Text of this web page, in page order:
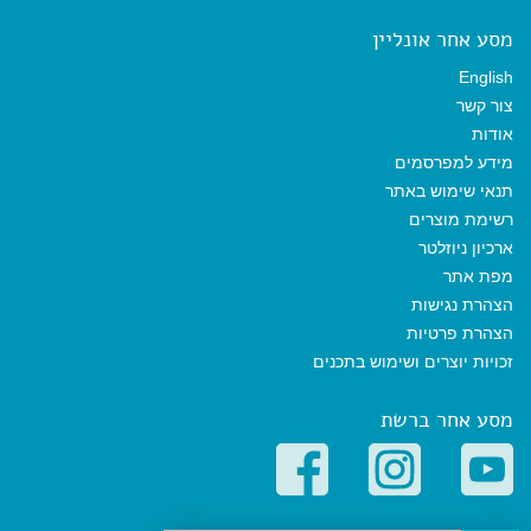
מסע אחר אונליין
English
צור קשר
אודות
מידע למפרסמים
תנאי שימוש באתר
רשימת מוצרים
ארכיון ניוזלטר
מפת אתר
הצהרת נגישות
הצהרת פרטיות
זכויות יוצרים ושימוש בתכנים
מסע אחר ברשת